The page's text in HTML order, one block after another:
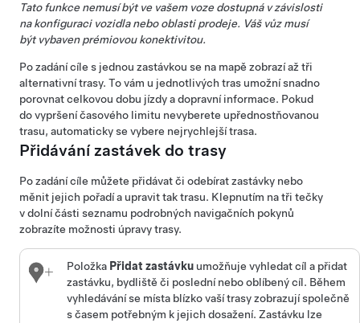
Tato funkce nemusí být ve vašem voze dostupná v závislosti
na konfiguraci vozidla nebo oblasti prodeje. Váš vůz musí
být vybaven prémiovou konektivitou.
Po zadání cíle s jednou zastávkou se na mapě zobrazí až tři
alternativní trasy. To vám u jednotlivých tras umožní snadno
porovnat celkovou dobu jízdy a dopravní informace. Pokud
do vypršení časového limitu nevyberete upřednostňovanou
trasu, automaticky se vybere nejrychlejší trasa.
Přidávání zastávek do trasy
Po zadání cíle můžete přidávat či odebírat zastávky nebo
měnit jejich pořadí a upravit tak trasu. Klepnutím na tři tečky
v dolní části seznamu podrobných navigačních pokynů
zobrazíte možnosti úpravy trasy.
Položka Přidat zastávku umožňuje vyhledat cíl a přidat
zastávku, bydliště či poslední nebo oblíbený cíl. Během
vyhledávání se místa blízko vaší trasy zobrazují společně
s časem potřebným k jejich dosažení. Zastávku lze